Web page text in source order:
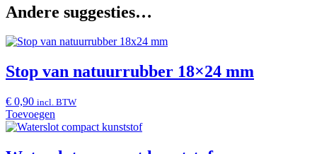
Andere suggesties…
Stop van natuurrubber 18×24 mm
€ 0,90 incl. BTW
Toevoegen